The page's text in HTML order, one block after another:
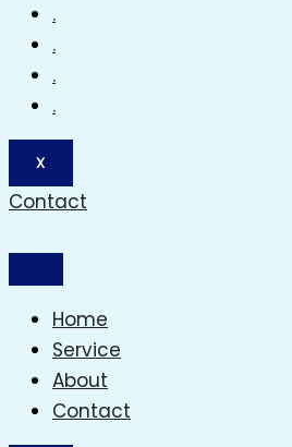
.
.
.
.
X
Contact
Home
Service
About
Contact